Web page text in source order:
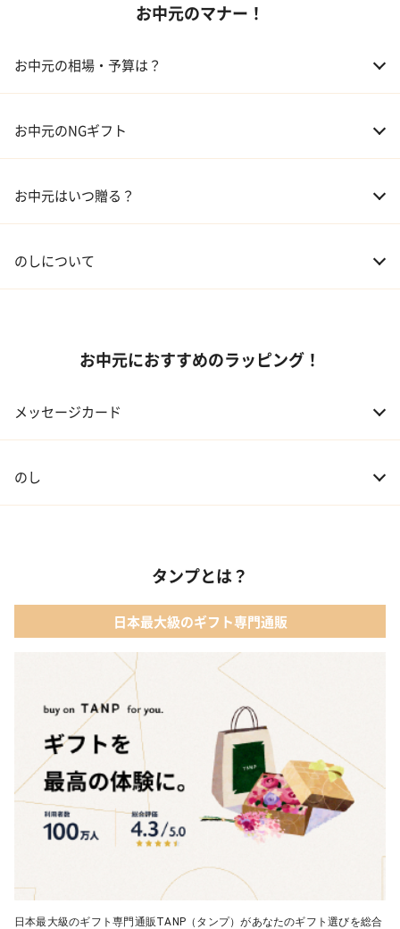
03 ギフトカタログ
お中元のマナー！
お中元の相場・予算は？
02 兄弟、姉妹 3,000～5,000円
04 会社の上司 5,000円程度
お中元のNGギフト
お中元はいつ贈る？
のしについて
お中元におすすめのラッピング！
メッセージカード
のし
タンプとは？
日本最大級のギフト専門通販
日本最大級のギフト専門通販TANP（タンプ）があなたのギフト選びを総合